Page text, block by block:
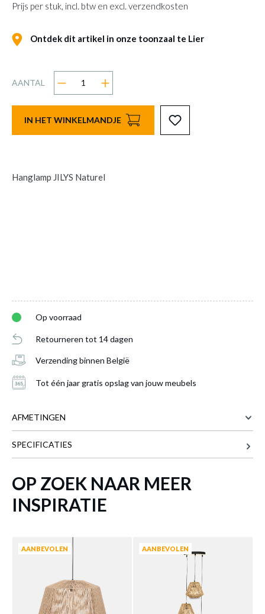
Prijs per stuk, incl. btw en excl. verzendkosten
Ontdek dit artikel in onze toonzaal te Lier
AANTAL
IN HET WINKELMANDJE
Hanglamp JILYS Naturel
Op voorraad
Retourneren tot 14 dagen
Verzending binnen België
Tot één jaar gratis opslag van jouw meubels
AFMETINGEN
HOOGTE 26 cm
Meer afmetingen
SPECIFICATIES
OP ZOEK NAAR MEER
INSPIRATIE
AANBEVOLEN AANBEVOLEN
Hanglamp JILYS Naturel
je winkelmandje
HANGLAMP JILYS NATUREL
€ 29,30